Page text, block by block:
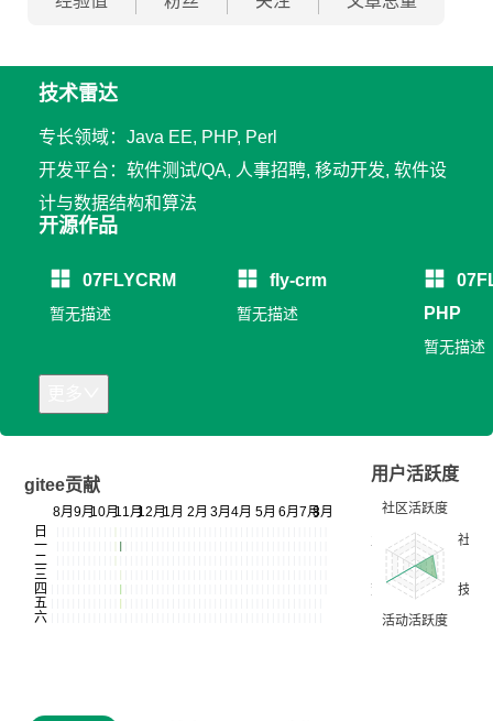
技术雷达
专长领域：Java EE, PHP, Perl
开发平台：软件测试/QA, 人事招聘, 移动开发, 软件设
计与数据结构和算法
开源作品
07FLYCRM
暂无描述
fly-crm
暂无描述
PHP
暂无描述
gitee贡献
用户活跃度